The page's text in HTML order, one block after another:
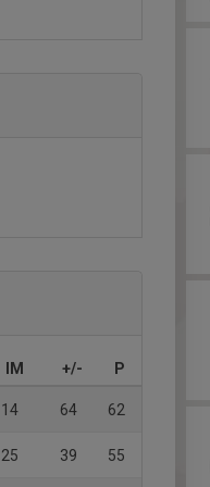
IM +/- P
14 64 62
25 39 55